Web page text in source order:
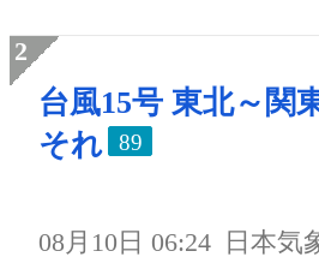
台風15号 東北～関
それ
89
08月10日 06:24 日本気